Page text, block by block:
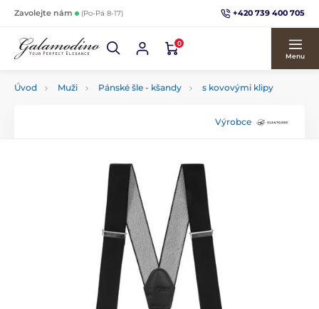
Zavolejte nám (Po-Pá 8-17) +420 739 400 705
0
Menu
Úvod Muži Pánské šle - kšandy s kovovými klipy
Výrobce